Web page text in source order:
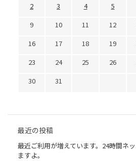
2
3 4 5
9
10 11 12
16
17 18 19
23
24 25 26
30
31
最近の投稿
最近ご利用が増えています。24時間ネ
ますよ。